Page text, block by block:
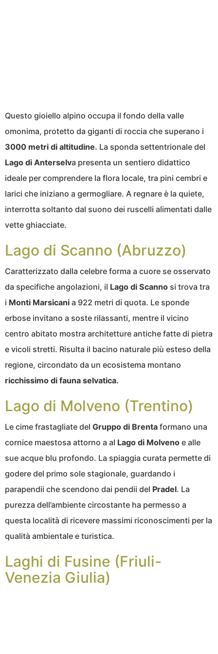
Questo gioiello alpino occupa il fondo della valle
omonima, protetto da giganti di roccia che superano i
3000 metri di altitudine. La sponda settentrionale del
Lago di Anterselva presenta un sentiero didattico
ideale per comprendere la flora locale, tra pini cembri e
larici che iniziano a germogliare. A regnare è la quiete,
interrotta soltanto dal suono dei ruscelli alimentati dalle
vette ghiacciate.
Lago di Scanno (Abruzzo)
Caratterizzato dalla celebre forma a cuore se osservato
da specifiche angolazioni, il Lago di Scanno si trova tra
i Monti Marsicani a 922 metri di quota. Le sponde
erbose invitano a soste rilassanti, mentre il vicino
centro abitato mostra architetture antiche fatte di pietra
e vicoli stretti. Risulta il bacino naturale più esteso della
regione, circondato da un ecosistema montano
ricchissimo di fauna selvatica.
Lago di Molveno (Trentino)
Le cime frastagliate del Gruppo di Brenta formano una
cornice maestosa attorno a al Lago di Molveno e alle
sue acque blu profondo. La spiaggia curata permette di
godere del primo sole stagionale, guardando i
parapendii che scendono dai pendii del Pradel. La
purezza dell’ambiente circostante ha permesso a
questa località di ricevere massimi riconoscimenti per la
qualità ambientale e turistica.
Laghi di Fusine (Friuli-
Venezia Giulia)